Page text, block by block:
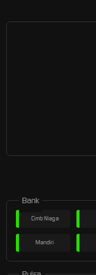
Bank
Cimb Niaga
Mandiri